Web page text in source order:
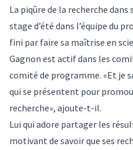
La piqûre de la recherche dans
stage d’été dans l’équipe du
fini par faire sa maîtrise en
Gagnon est actif dans les
comité de programme. «Et je
qui se présentent pour
recherche», ajoute-t-il.
Lui qui adore partager les
motivant de savoir que ses